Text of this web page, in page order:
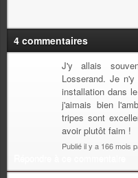
4 commentaires
J'y allais
Losserand. Je
installation dans
j'aimais bien
tripes sont
avoir plutôt faim !
Publié il y a 166 mois